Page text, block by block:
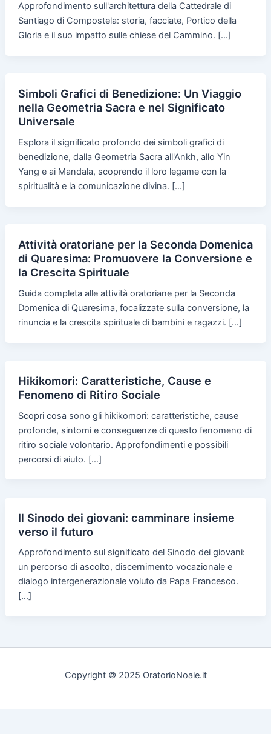
Approfondimento sull'architettura della Cattedrale di
Santiago di Compostela: storia, facciate, Portico della
Gloria e il suo impatto sulle chiese del Cammino. […]
Simboli Grafici di Benedizione: Un Viaggio
nella Geometria Sacra e nel Significato
Universale
Esplora il significato profondo dei simboli grafici di
benedizione, dalla Geometria Sacra all'Ankh, allo Yin
Yang e ai Mandala, scoprendo il loro legame con la
spiritualità e la comunicazione divina. […]
Attività oratoriane per la Seconda Domenica
di Quaresima: Promuovere la Conversione e
la Crescita Spirituale
Guida completa alle attività oratoriane per la Seconda
Domenica di Quaresima, focalizzate sulla conversione, la
rinuncia e la crescita spirituale di bambini e ragazzi. […]
Hikikomori: Caratteristiche, Cause e
Fenomeno di Ritiro Sociale
Scopri cosa sono gli hikikomori: caratteristiche, cause
profonde, sintomi e conseguenze di questo fenomeno di
ritiro sociale volontario. Approfondimenti e possibili
percorsi di aiuto. […]
Il Sinodo dei giovani: camminare insieme
verso il futuro
Approfondimento sul significato del Sinodo dei giovani:
un percorso di ascolto, discernimento vocazionale e
dialogo intergenerazionale voluto da Papa Francesco.
[…]
Copyright © 2025 OratorioNoale.it